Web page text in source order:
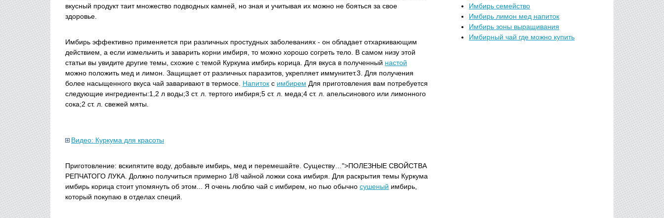
вкусный продукт таит множество подводных камней, но зная и учитывая их можно не бояться за свое
здоровье.
Имбирь эффективно применяется при различных простудных заболеваниях - он обладает отхаркивающим
действием, а если измельчить и заварить корни имбиря, то можно хорошо согреть тело. В самом низу этой
статьи вы увидите другие темы, схожие с темой Куркума имбирь корица. Для вкуса в полученный настой
можно положить мед и лимон. Защищает от различных паразитов, укрепляет иммунитет.3. Для получения
более насыщенного вкуса чай заваривают в термосе. Напиток с имбирем Для приготовления вам потребуется
следующие ингредиенты:1,2 л воды;3 ст. л. тертого имбиря;5 ст. л. меда;4 ст. л. апельсинового или лимонного
сока;2 ст. л. свежей мяты.
Видео: Куркума для красоты
Приготовление: вскипятите воду, добавьте имбирь, мед и перемешайте. Существу…">ПОЛЕЗНЫЕ СВОЙСТВА
РЕПЧАТОГО ЛУКА. Должно получиться примерно 1/8 чайной ложки сока имбиря. Для раскрытия темы Куркума
имбирь корица стоит упомянуть об этом... Я очень люблю чай с имбирем, но пью обычно сушеный имбирь,
который покупаю в отделах специй.
Имбирь семейство
Имбирь лимон мед напиток
Имбирь зоны выращивания
Имбирный чай где можно купить